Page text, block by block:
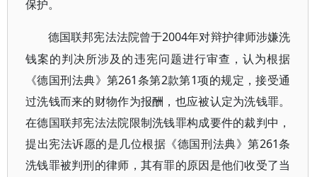
保护。
德国联邦宪法法院曾于2004年对辩护律师涉嫌洗
钱案的判决所涉及的违宪问题进行审查，认为根据
《德国刑法典》第261条第2款第1项的规定，接受通
过洗钱而来的财物作为报酬，也应被认定为洗钱罪。
在德国联邦宪法法院限制洗钱罪构成要件的裁判中，
提出宪法诉愿的是几位根据《德国刑法典》第261条
洗钱罪被判刑的律师，其有罪的原因是他们收受了当